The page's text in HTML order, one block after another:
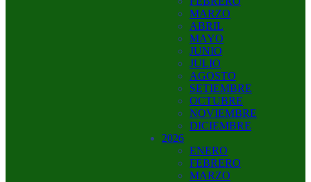
MARZO
ABRIL
MAYO
JUNIO
JULIO
AGOSTO
SETIEMBRE
OCTUBRE
NOVIEMBRE
DICIEMBRE
2026
ENERO
FEBRERO
MARZO